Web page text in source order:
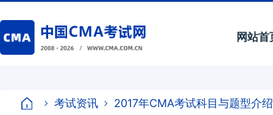
网站首
考试资讯 2017年CMA考试科目与题型介绍